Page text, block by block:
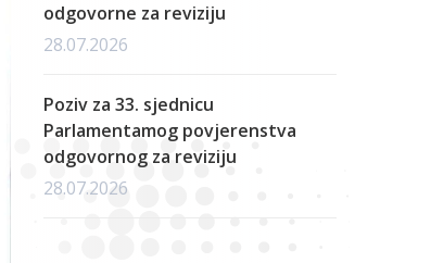
odgovorne za reviziju
28.07.2026
Poziv za 33. sjednicu
Parlamentamog povjerenstva
odgovornog za reviziju
28.07.2026